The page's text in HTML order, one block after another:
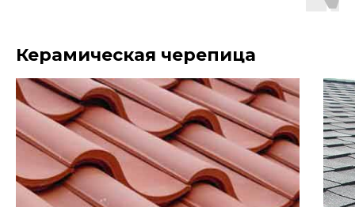
Керамическая черепица